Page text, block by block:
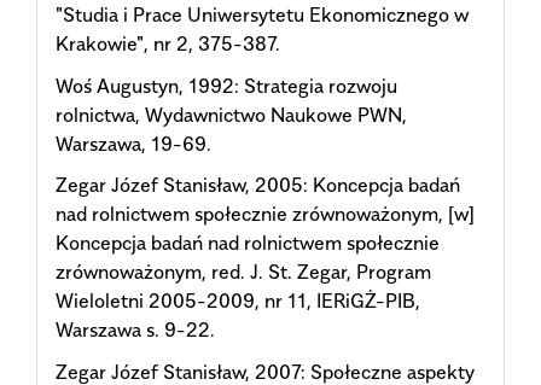
"Studia i Prace Uniwersytetu Ekonomicznego w
Krakowie", nr 2, 375-387.
Woś Augustyn, 1992: Strategia rozwoju
rolnictwa, Wydawnictwo Naukowe PWN,
Warszawa, 19-69.
Zegar Józef Stanisław, 2005: Koncepcja badań
nad rolnictwem społecznie zrównoważonym, [w]
Koncepcja badań nad rolnictwem społecznie
zrównoważonym, red. J. St. Zegar, Program
Wieloletni 2005-2009, nr 11, IERiGŻ-PIB,
Warszawa s. 9-22.
Zegar Józef Stanisław, 2007: Społeczne aspekty